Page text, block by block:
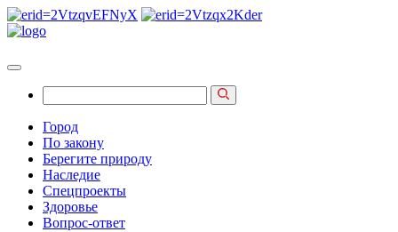
Город
По закону
Берегите природу
Наследие
Спецпроекты
Здоровье
Вопрос-ответ